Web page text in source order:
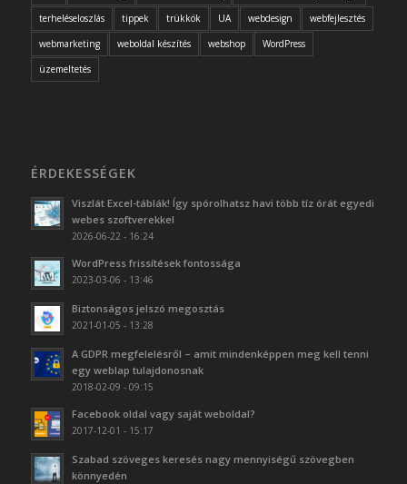
terheléseloszlás
tippek trükkök UA webdesign
webfejlesztés
webmarketing
weboldal készítés webshop
WordPress
üzemeltetés
ÉRDEKESSÉGEK
Viszlát Excel-táblák! Így spórolhatsz havi több tíz órát egyedi
webes szoftverekkel
2026-06-22 - 16:24
WordPress frissítések fontossága
2023-03-06 - 13:46
Biztonságos jelszó megosztás
2021-01-05 - 13:28
A GDPR megfelelésről – amit mindenképpen meg kell tenni
egy weblap tulajdonosnak
2018-02-09 - 09:15
Facebook oldal vagy saját weboldal?
2017-12-01 - 15:17
Szabad szöveges keresés nagy mennyiségű szövegben
könnyedén